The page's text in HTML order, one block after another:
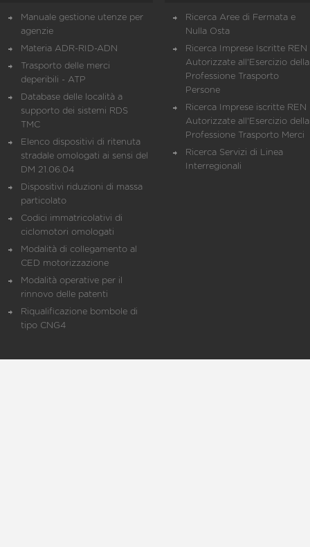
Manuale gestione utenze per
agenzie
Materia ADR-RID-ADN
Trasporto delle merci
deperibili - ATP
Database delle località a
supporto dei sistemi RDS
TMC
Elenco dispositivi di ritenuta
stradale omologati ai sensi del
DM 21.06.04
Dispositivi riduzioni di massa
particolato
Codici immatricolativi di
ciclomotori omologati
Modalità di collegamento al
CED motorizzazione
Modalità operative per il
rinnovo delle patenti
Riqualificazione bombole di
tipo CNG4
Ricerca Aree di Fermata e
Nulla Osta
Ricerca Imprese Iscritte REN
Autorizzate all'Esercizio della
Professione Trasporto
Persone
Ricerca Imprese iscritte REN
Autorizzate all'Esercizio della
Professione Trasporto Merci
Ricerca Servizi di Linea
Interregionali